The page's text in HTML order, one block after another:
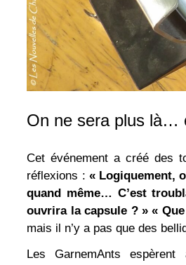
On ne sera plus là…
Cet événement a créé des
réflexions : « Logiquement,
quand même… C’est
ouvrira la capsule ? » «
mais il n’y a pas que des
Les GarnemAnts espèrent